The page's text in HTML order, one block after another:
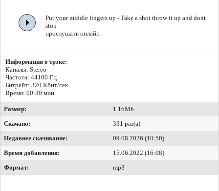
Put your middle fingers up - Take a shot throw it up and dont
stop
прослушать онлайн
Информация о трэке:
Каналы: Stereo
Частота: 44100 Гц
Битрейт: 320 Кбит/сек.
Время: 00:30 мин
Размер:
1.16Mb
Скачано:
331 раз(а)
Недавнее скачивание:
09.08.2026 (10:50)
Время добавления:
15.06.2022 (16:08)
Формат:
mp3